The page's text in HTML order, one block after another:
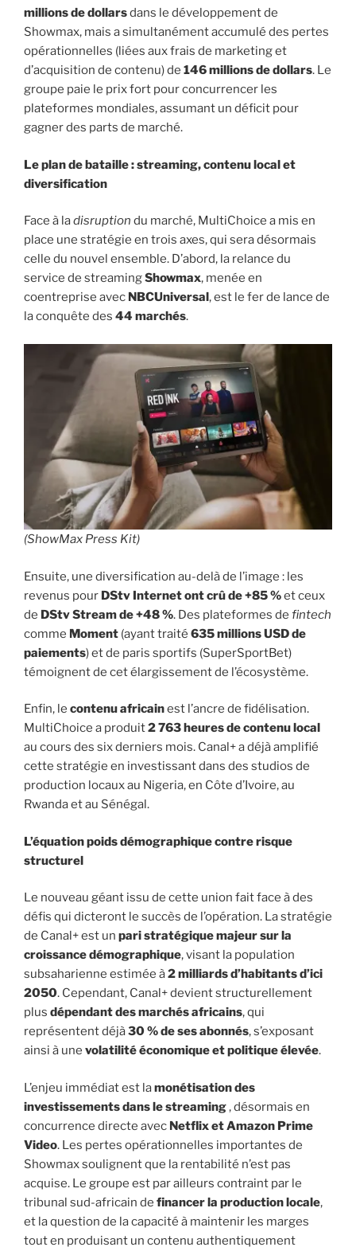
millions de dollarsdans le développement de
Showmax, mais a simultanément accumulé des pertes
opérationnelles (liées aux frais de marketing et
d’acquisition de contenu) de 146 millions de dollars. Le
groupe paie le prix fort pour concurrencer les
plateformes mondiales, assumant un déficit pour
gagner des parts de marché.
Le plan de bataille : streaming, contenu local et
diversification
Face à ladisruption du marché, MultiChoice a mis en
place une stratégie en trois axes, qui sera désormais
celle du nouvel ensemble. D’abord, la relance du
service de streamingShowmax, menée en
coentreprise avec NBCUniversal, est le fer de lance de
la conquête des 44 marchés.
(ShowMax Press Kit)
Ensuite, une diversification au-delà de l’image : les
revenus pour DStv Internet ont crû de +85 %et ceux
de DStv Stream de +48 %. Des plateformes de fintech
comme Moment (ayant traité 635 millions USD de
paiements) et de paris sportifs (SuperSportBet)
témoignent de cet élargissement de l’écosystème.
Enfin, le contenu africainest l’ancre de fidélisation.
MultiChoice a produit2 763 heures de contenu local
au cours des six derniers mois. Canal+ a déjà amplifié
cette stratégie en investissant dans des studios de
production locaux au Nigeria, en Côte d’Ivoire, au
Rwanda et au Sénégal.
L’équation poids démographique contre risque
structurel
Le nouveau géant issu de cette union fait face à des
défis qui dicteront le succès de l’opération. La stratégie
de Canal+ est un pari stratégique majeur sur la
croissance démographique, visant la population
subsaharienne estimée à2 milliards d’habitants d’ici
2050. Cependant, Canal+ devient structurellement
plus dépendant des marchés africains, qui
représentent déjà30 % de ses abonnés, s’exposant
ainsi à une volatilité économique et politique élevée.
L’enjeu immédiat est lamonétisation des
investissements dans le streaming, désormais en
concurrence directe avec Netflix et Amazon Prime
Video. Les pertes opérationnelles importantes de
Showmax soulignent que la rentabilité n’est pas
acquise. Le groupe est par ailleurs contraint par le
tribunal sud-africain de financer la production locale,
et la question de la capacité à maintenir les marges
tout en produisant un contenu authentiquement